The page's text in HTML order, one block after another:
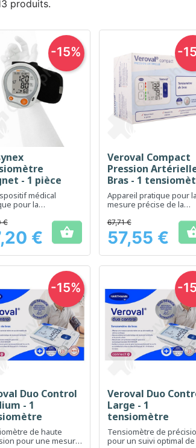
produits.
Aperçu rapide
- 1 pièce
médical
pour la
artérielle
€
€ 
-15%
Aperçu rapide
Veroval Compact
Pression
Bras - 1
Appareil pratique pour la
mesure précise de la
Prix
67,71 €
57,55 €
-
Aperçu rapide
Duo Control
- 1
de haute
pour une mesure
-15%
Aperçu rapide
Veroval Duo
Large - 1
tensiomètre
Tensiomètre de
pour un suivi optimal de
-